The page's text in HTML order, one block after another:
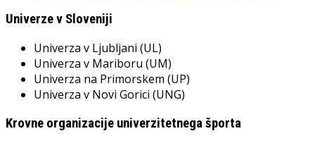
Univerze v Sloveniji
Univerza v Ljubljani (UL)
Univerza v Mariboru (UM)
Univerza na Primorskem (UP)
Univerza v Novi Gorici (UNG)
Krovne organizacije univerzitetnega športa